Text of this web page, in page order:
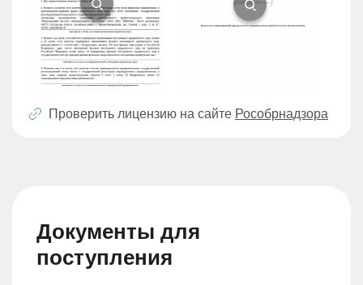
Проверить лицензию на сайте Рособрнадзора
Документы для
поступления